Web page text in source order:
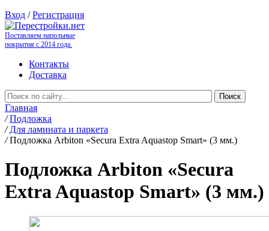
Вход /Регистрация
Поставляем напольные
покрытия с 2014 года.
Контакты
Доставка
Главная
/ Подложка
/ Для ламината и паркета
/ Подложка Arbiton «Secura Extra Aquastop Smart» (3 мм.)
Подложка Arbiton «Secura
Extra Aquastop Smart» (3 мм.)